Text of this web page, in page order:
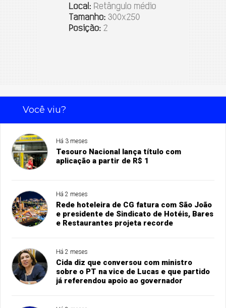
Você viu?
Há 3 meses
Tesouro Nacional lança título com
aplicação a partir de R$ 1
Há 2 meses
Rede hoteleira de CG fatura com São João
e presidente de Sindicato de Hotéis, Bares
e Restaurantes projeta recorde
Há 2 meses
Cida diz que conversou com ministro
sobre o PT na vice de Lucas e que partido
já referendou apoio ao governador